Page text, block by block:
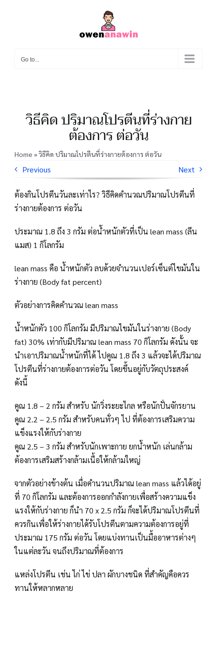
Go to...
วิธีคิด ปริมาณโปรตีนที่ร่างกาย
ต้องการ ต่อวัน
Home »วิธีคิด ปริมาณโปรตีนที่ร่างกายต้องการ ต่อวัน
Previous Next
ต้องกินโปรตีนวันละเท่าไร? วิธีคิดคำนวณปริมาณโปรตีนที่
ร่างกายต้องการ ต่อวัน
ประมาณ 1.8 ถึง 3 กรัม ต่อน้ำหนักตัวที่เป็น lean mass (ลีน
แมส) 1 กิโลกรัม
lean mass คือ น้ำหนักตัว ลบด้วยจำนวนเปอร์เซ็นต์ไขมันใน
ร่างกาย (Body fat percent)
ตัวอย่างการคิดคำนวณ lean mass
น้ำหนักตัว 100 กิโลกรัม มีปริมาณไขมันในร่างกาย (Body
fat) 30% เท่ากับมีปริมาณ lean mass 70 กิโลกรัม ดังนั้น จะ
นำเอาปริมาณน้ำหนักที่ได้ ไปคูณ 1.8 ถึง 3 แล้วจะได้ปริมาณ
โปรตีนที่ร่างกายต้องการต่อวัน โดยขึ้นอยู่กับวัตถุประสงค์
ดังนี้
คูณ 1.8 – 2 กรัม สำหรับ นักวิ่งระยะไกล หรือนักปั่นจักรยาน
คูณ 2.2 – 2.5 กรัม สำหรับคนทั่วๆ ไป ที่ต้องการเสริมความ
แข็งแรงให้กับร่างกาย
คูณ 2.5 – 3 กรัม สำหรับนักเพาะกาย ยกน้ำหนัก เล่นกล้าม
ต้องการเสริมสร้างกล้ามเนื้อให้กล้ามใหญ่
จากตัวอย่างข้างต้น เมื่อคำนวนปริมาณ lean mass แล้วได้อยู่
ที่ 70 กิโลกรัม และต้องการออกกำลังกายเพื่อสร้างความแข็ง
แรงให้กับร่างกาย ก็นำ 70 x 2.5 กรัม ก็จะได้ปริมาณโปรตีนที่
ควรกินเพื่อให้ร่างกายได้รับโปรตีนตามความต้องการอยู่ที่
ประมาณ 175 กรัม ต่อวัน โดยแบ่งทานเป็นมื้ออาหารต่างๆ
ในแต่ละวัน จนถึงปริมาณที่ต้องการ
แหล่งโปรตีน เช่น ไก่ ไข่ ปลา ผักบางชนิด ที่สำคัญคือควร
ทานให้หลากหลาย